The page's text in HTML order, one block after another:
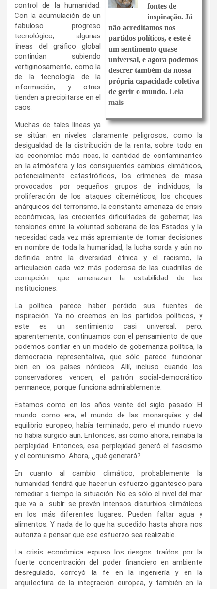
fontes de
inspiração. Já
não acreditamos nos
partidos políticos, e este é
um sentimento quase
universal, e agora podemos
descrer também da nossa
própria capacidade coletiva
de gerir o mundo. Leia
mais
control de la humanidad.
Con la acumulación de un
fabuloso progreso
tecnológico, algunas
líneas del gráfico global
continúan subiendo
vertiginosamente, como la
de la tecnología de la
información, y otras
tienden a precipitarse en el
caos.
Muchas de tales líneas ya
se sitúan en niveles claramente peligrosos, como la
desigualdad de la distribución de la renta, sobre todo en
las economías más ricas, la cantidad de contaminantes
en la atmósfera y los consiguientes cambios climáticos,
potencialmente catastróficos, los crímenes de masa
provocados por pequeños grupos de individuos, la
proliferación de los ataques cibernéticos, los choques
anárquicos del terrorismo, la constante amenaza de crisis
económicas, las crecientes dificultades de gobernar, las
tensiones entre la voluntad soberana de los Estados y la
necesidad cada vez más apremiante de tomar decisiones
en nombre de toda la humanidad, la lucha sorda y aún no
definida entre la diversidad étnica y el racismo, la
articulación cada vez más poderosa de las cuadrillas de
corrupción que amenazan la estabilidad de las
instituciones.
La política parece haber perdido sus fuentes de
inspiración. Ya no creemos en los partidos políticos, y
este es un sentimiento casi universal, pero,
aparentemente, continuamos con el pensamiento de que
podemos confiar en un modelo de gobernanza política, la
democracia representativa, que sólo parece funcionar
bien en los países nórdicos. Allí, incluso cuando los
conservadores vencen, el patrón social-democrático
permanece, porque funciona admirablemente.
Estamos como en los años veinte del siglo pasado: El
mundo como era, el mundo de las monarquías y del
equilibrio europeo, había terminado, pero el mundo nuevo
no había surgido aún. Entonces, así como ahora, reinaba la
perplejidad. Entonces, esa perplejidad generó el fascismo
y el comunismo. Ahora, ¿qué generará?
En cuanto al cambio climático, probablemente la
humanidad tendrá que hacer un esfuerzo gigantesco para
remediar a tiempo la situación. No es sólo el nivel del mar
que va a subir: se prevén intensos disturbios climáticos
en los más diferentes lugares. Pueden faltar agua y
alimentos. Y nada de lo que ha sucedido hasta ahora nos
autoriza a pensar que ese esfuerzo sea realizable.
La crisis económica expuso los riesgos traídos por la
fuerte concentración del poder financiero en ambiente
desregulado, corroyó la fe en la ingeniería y en la
arquitectura de la integración europea, y también en la